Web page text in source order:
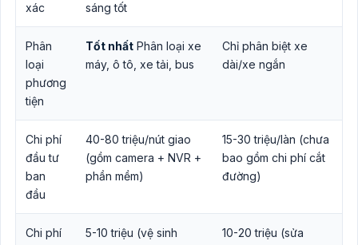
xác
sáng tốt
Phân
loại
phương
tiện
Tốt nhất Phân loại xe
máy, ô tô, xe tải, bus
Chỉ phân biệt xe
dài/xe ngắn
Chi phí
đầu tư
ban
đầu
40-80 triệu/nút giao
(gồm camera + NVR +
phần mềm)
15-30 triệu/làn (chưa
bao gồm chi phí cắt
đường)
Chi phí
5-10 triệu (vệ sinh
10-20 triệu (sửa